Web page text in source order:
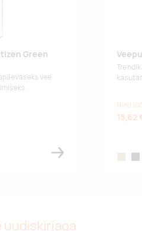
Green
vee
Hind
15,62
uudiskirjaga